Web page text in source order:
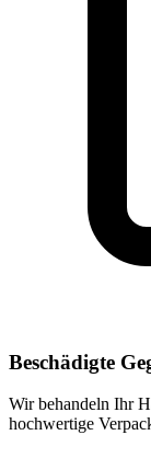
Beschädigte
Wir behandeln Ihr
hochwertige